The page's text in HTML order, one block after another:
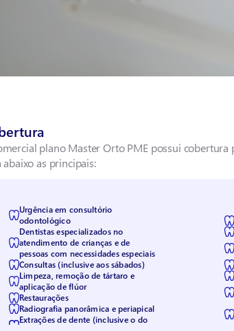
plano Master Orto PME possui
abaixo as principais:
Urgência em consultório
odontológico
Dentistas especializados no
atendimento de crianças e de
pessoas com necessidades especiais
Consultas (inclusive aos sábados)
Limpeza, remoção de tártaro e
aplicação de flúor
Restaurações
Radiografia panorâmica e periapical
Extrações de dente (inclusive o do